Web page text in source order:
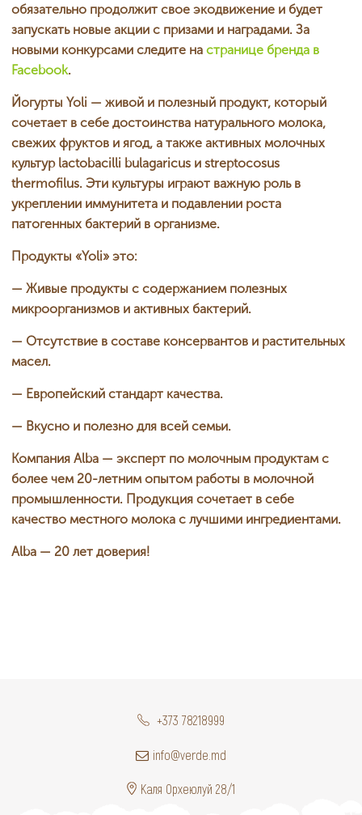
обязательно продолжит свое экодвижение и будет
запускать новые акции с призами и наградами. За
новыми конкурсами следите на странице бренда в
Facebook.
Йогурты Yoli — живой и полезный продукт, который
сочетает в себе достоинства натурального молока,
свежих фруктов и ягод, а также активных молочных
культур lactobacilli bulagaricus и streptocosus
thermofilus. Эти культуры играют важную роль в
укреплении иммунитета и подавлении роста
патогенных бактерий в организме.
Продукты «Yoli» это:
— Живые продукты с содержанием полезных
микроорганизмов и активных бактерий.
— Отсутствие в составе консервантов и растительных
масел.
— Европейский стандарт качества.
— Вкусно и полезно для всей семьи.
Компания Alba — эксперт по молочным продуктам с
более чем 20-летним опытом работы в молочной
промышленности. Продукция сочетает в себе
качество местного молока с лучшими ингредиентами.
Alba — 20 лет доверия!
+373 78218999
info@verde.md
Каля Орхеюлуй 28/1